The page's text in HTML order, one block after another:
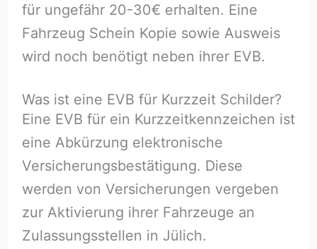
für ungefähr 20-30€ erhalten. Eine
Fahrzeug Schein Kopie sowie Ausweis
wird noch benötigt neben ihrer EVB.
Was ist eine EVB für Kurzzeit Schilder?
Eine EVB für ein Kurzzeitkennzeichen ist
eine Abkürzung elektronische
Versicherungsbestätigung. Diese
werden von Versicherungen vergeben
zur Aktivierung ihrer Fahrzeuge an
Zulassungsstellen in Jülich.